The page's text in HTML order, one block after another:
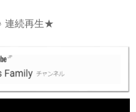
連続再生★